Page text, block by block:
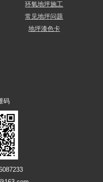
环氧地坪施工
常见地坪问题
地坪漆色卡
码